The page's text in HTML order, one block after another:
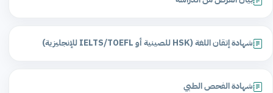
شهادة إتقان اللغة (HSK للصينية أو IELTS/TOEFL للإنجليزية)
شهادة الفحص الطبي